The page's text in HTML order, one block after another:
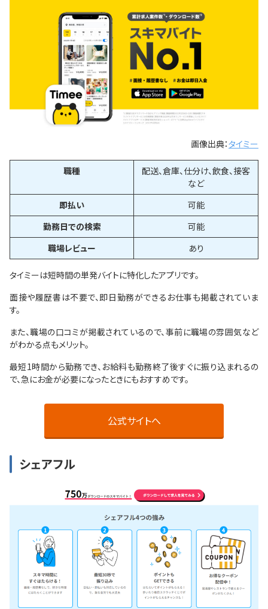
画像出典：タイミー
職種
配送、倉庫、仕分け、飲食、接客
など
即払い
可能
勤務日での検索
可能
職場レビュー
あり
タイミーは短時間の単発バイトに特化したアプリです。
面接や履歴書は不要で、即日勤務ができるお仕事も掲載されていま
す。
また、職場の口コミが掲載されているので、事前に職場の雰囲気など
がわかる点もメリット。
最短1時間から勤務でき、お給料も勤務終了後すぐに振り込まれるの
で、急にお金が必要になったときにもおすすめです。
公式サイトへ
シェアフル